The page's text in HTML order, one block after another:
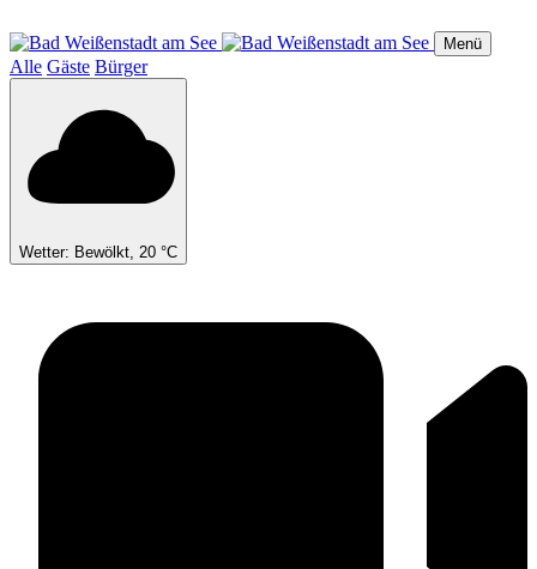
zum
Inhalt
Menü
Alle Gäste Bürger
Wetter: Bewölkt, 20 °C